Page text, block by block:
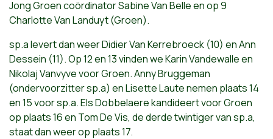
Jong Groen coördinator Sabine Van Belle en op 9
Charlotte Van Landuyt (Groen).
sp.a levert dan weer Didier Van Kerrebroeck (10) en Ann
Dessein (11). Op 12 en 13 vinden we Karin Vandewalle en
Nikolaj Vanvyve voor Groen. Anny Bruggeman
(ondervoorzitter sp.a) en Lisette Laute nemen plaats 14
en 15 voor sp.a. Els Dobbelaere kandideert voor Groen
op plaats 16 en Tom De Vis, de derde twintiger van sp.a,
staat dan weer op plaats 17.